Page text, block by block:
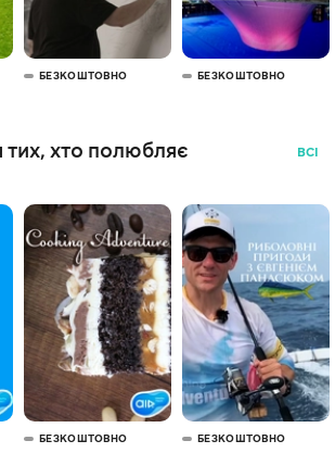
БЕЗКОШТОВНО БЕЗКОШТОВНО
тих, хто полюбляє
ВСІ
БЕЗКОШТОВНО БЕЗКОШТОВНО